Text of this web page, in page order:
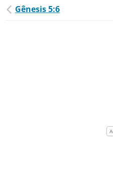
Gênesis 5:6